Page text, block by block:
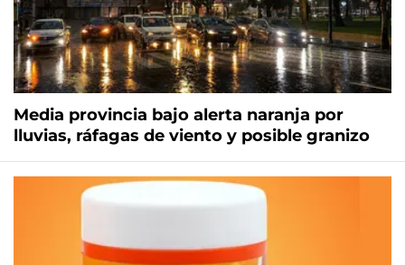
Media provincia bajo alerta naranja por
lluvias, ráfagas de viento y posible granizo